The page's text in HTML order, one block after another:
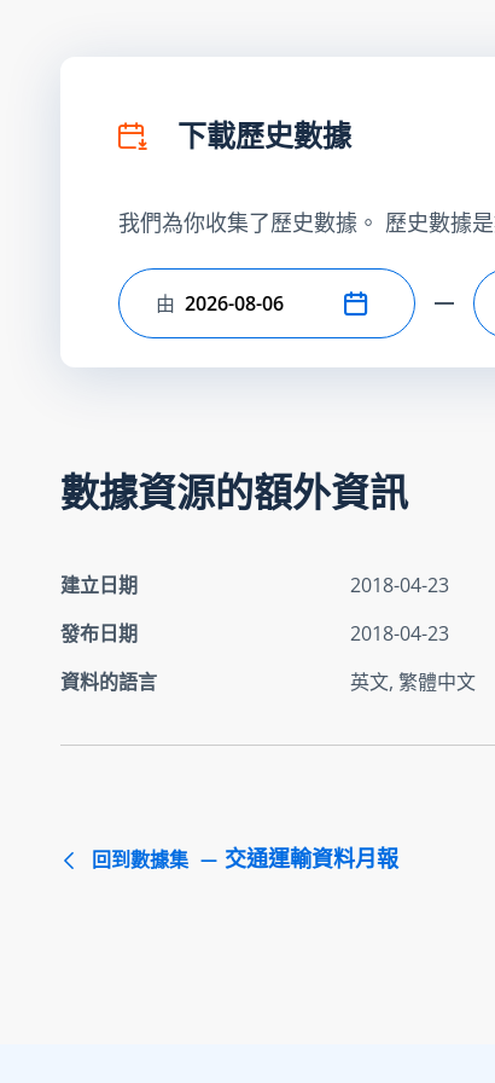
下載歷史數據
我們為你收集了歷史數據。 歷史數據
選擇開始日期
由
數據資源的額外資訊
建立日期
2018-04-23
發布日期
2018-04-23
資料的語言
英文, 繁體中文
回到數據集 交通運輸資料月報